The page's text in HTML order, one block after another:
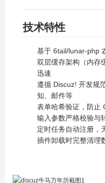
技术特性
基于 6tail/lunar-php
双层缓存架构（内存
迅速
遵循 Discuz! 开发规
知、邮件等
表单哈希验证，防止
输入参数严格校验与
定时任务自动注册，
插件卸载时完整清理